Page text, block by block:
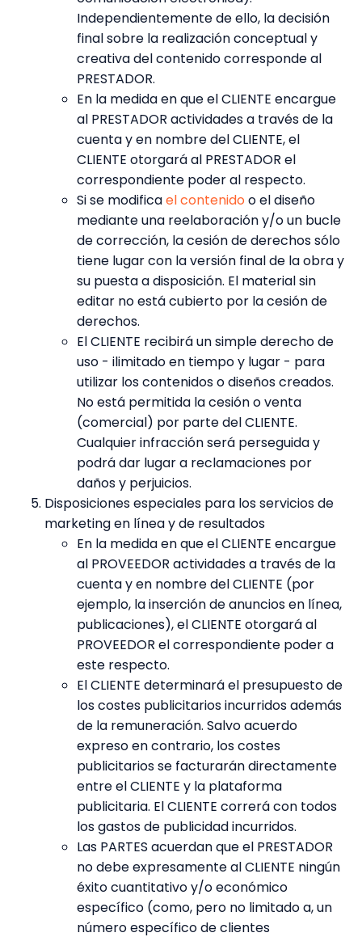
Independientemente de ello, la decisión
final sobre la realización conceptual y
creativa del contenido corresponde al
PRESTADOR.
En la medida en que el CLIENTE encargue
al PRESTADOR actividades a través de la
cuenta y en nombre del CLIENTE, el
CLIENTE otorgará al PRESTADOR el
correspondiente poder al respecto.
Si se modificael contenido o el diseño
mediante una reelaboración y/o un bucle
de corrección, la cesión de derechos sólo
tiene lugar con la versión final de la obra y
su puesta a disposición. El material sin
editar no está cubierto por la cesión de
derechos.
El CLIENTE recibirá un simple derecho de
uso - ilimitado en tiempo y lugar - para
utilizar los contenidos o diseños creados.
No está permitida la cesión o venta
(comercial) por parte del CLIENTE.
Cualquier infracción será perseguida y
podrá dar lugar a reclamaciones por
daños y perjuicios.
Disposiciones especiales para los servicios de
marketing en línea y de resultados
En la medida en que el CLIENTE encargue
al PROVEEDOR actividades a través de la
cuenta y en nombre del CLIENTE (por
ejemplo, la inserción de anuncios en línea,
publicaciones), el CLIENTE otorgará al
PROVEEDOR el correspondiente poder a
este respecto.
El CLIENTE determinará el presupuesto de
los costes publicitarios incurridos además
de la remuneración. Salvo acuerdo
expreso en contrario, los costes
publicitarios se facturarán directamente
entre el CLIENTE y la plataforma
publicitaria. El CLIENTE correrá con todos
los gastos de publicidad incurridos.
Las PARTES acuerdan que el PRESTADOR
no debe expresamente al CLIENTE ningún
éxito cuantitativo y/o económico
específico (como, pero no limitado a, un
número específico de clientes